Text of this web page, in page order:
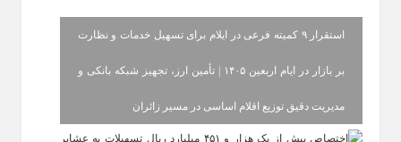
استقرار ۹ کمیته فرعی در ایلام برای تسهیل خدمات و نظارت
بر بازار در ایام اربعین ۱۴۰۵ | تأمین ارز، تجهیز شبکه بانکی و
مدیریت دقیق توزیع اقلام اساسی در مسیر زائران